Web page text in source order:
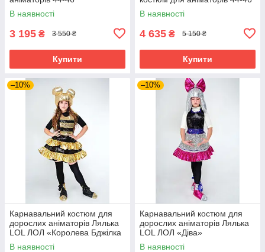
В наявності
3 195 ₴ 3 550 ₴
Купити
В наявності
4 635 ₴ 5 150 ₴
Купити
–10%
Карнавальний костюм для
дорослих аніматорів Лялька
LOL ЛОЛ «Королева Бджілка
(Queen Bee)»
В наявності
–10%
Карнавальний костюм для
дорослих аніматорів Лялька
LOL ЛОЛ «Діва»
В наявності